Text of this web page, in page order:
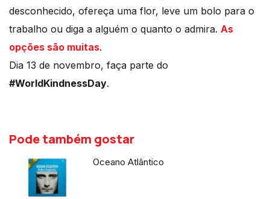
desconhecido, ofereça uma flor, leve um bolo para o
trabalho ou diga a alguém o quanto o admira. As
opções são muitas.
Dia 13 de novembro, faça parte do
#WorldKindnessDay.
Pode também gostar
Oceano Atlântico